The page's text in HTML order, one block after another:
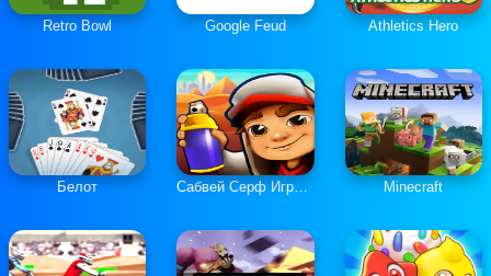
Retro Bowl Google Feud Athletics Hero
Белот Сабвей Серф Играть Онлайн Minecraft